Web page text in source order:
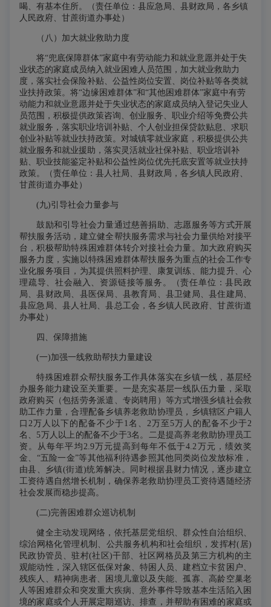
喝、有基本住所。（责任单位：县应急局、县财政局，各乡镇
人民政府、甘蔗街道办事处）
（八）加大就业救助力度
将“兜底保障群体”家庭中有劳动能力和就业意愿并处于失
业状态的家庭成员纳入就业困难人员范围，加大就业救助力
度，落实社会保险补贴、公益性岗位安置、岗位补贴等各类就
业扶持政策。将“边缘困难群体”和“其他困难群体”家庭中有劳
动能力和就业意愿并处于失业状态的家庭成员纳入登记失业人
员范围，积极提供政策咨询、创业服务、职业介绍等免费公共
就业服务，落实职业培训补贴、个人创业担保贷款贴息、求职
创业补贴等就业扶持政策。对城镇零就业家庭，积极提供公共
就业服务和就业援助，落实灵活就业社保补贴、职业培训补
贴、职业技能鉴定补贴和公益性岗位优先托底安置等就业扶持
政策。（责任单位：县人社局、县财政局，各乡镇人民政府、
甘蔗街道办事处）
(九)引导社会力量参与
鼓励和引导社会力量通过慈善捐助、志愿服务等方式开展
帮扶服务活动，建立健全帮扶服务需求与社会力量供给对接平
台，积极帮助特殊困难群体转介对接社会力量。加大政府购买
服务力度，实施以特殊困难群体帮扶服务为重点的社会工作专
业化服务项目，为其提供照料护理、康复训练、能力提升、心
理疏导、社会融入、资源链接等服务。（责任单位：县民政
局、县财政局、县医保局、县教育局、县卫健局、县住建局、
县应急局、县人社局、县总工会，各乡镇人民政府、甘蔗街道
办事处）
四、保障措施
(一)加强一线救助帮扶力量建设
特殊困难群众帮扶服务工作具体落实在乡镇一线，基层经
办服务能力建设至关重要。一是充实基层一线队伍力量，采取
政府购买（包括劳务派遣、专岗聘用）等方式增强乡镇社会救
助工作力量，合理配备乡镇养老救助协理员，乡镇辖区户籍人
口2万人以下的配备不少于1名、2万至5万人的配备不少于2
名、5万人以上的配备不少于3名。二是提高养老救助协理员工
资。从每年平均2.9万元提高到每年不低于4.2万元，绩效奖
金、“五险一金”等其他福利待遇参照其他同类岗位发放标准，
由县、乡镇(街道)统筹解决。同时根据县财力情况，逐步建立
工资待遇自然增长机制，确保养老救助协理员工资待遇随经济
社会发展而稳步提高。
(二)完善困难群众巡访机制
健全主动发现网络，依托基层党组织、群众性自治组织、
综治网格化管理机制、公共服务机构和社会组织，发挥村(居)
民政协管员、驻村(社区)干部、社区网格员及第三方机构的主
观能动性，深入辖区低保对象、特困人员、建档立卡贫困户、
残疾人、精神病患者、困境儿童以及失能、孤寡、高龄空巢老
人等困难群众和突发重大疾病、意外事件导致基本生活陷入困
境的家庭或个人开展定期巡访、排查，并帮助有困难的家庭或